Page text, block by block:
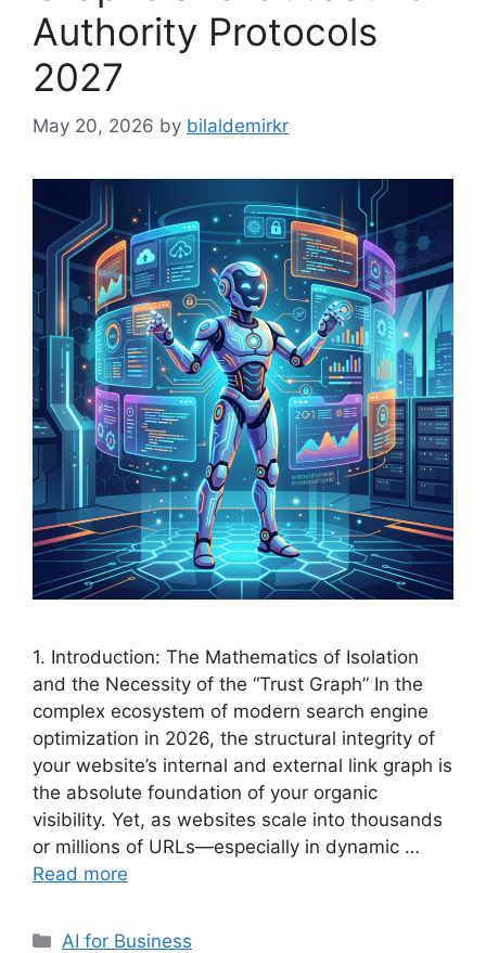
Authority Protocols
2027
May 20, 2026 by bilaldemirkr
1. Introduction: The Mathematics of Isolation
and the Necessity of the “Trust Graph” In the
complex ecosystem of modern search engine
optimization in 2026, the structural integrity of
your website’s internal and external link graph is
the absolute foundation of your organic
visibility. Yet, as websites scale into thousands
or millions of URLs—especially in dynamic …
Read more
Categories
AI for Business